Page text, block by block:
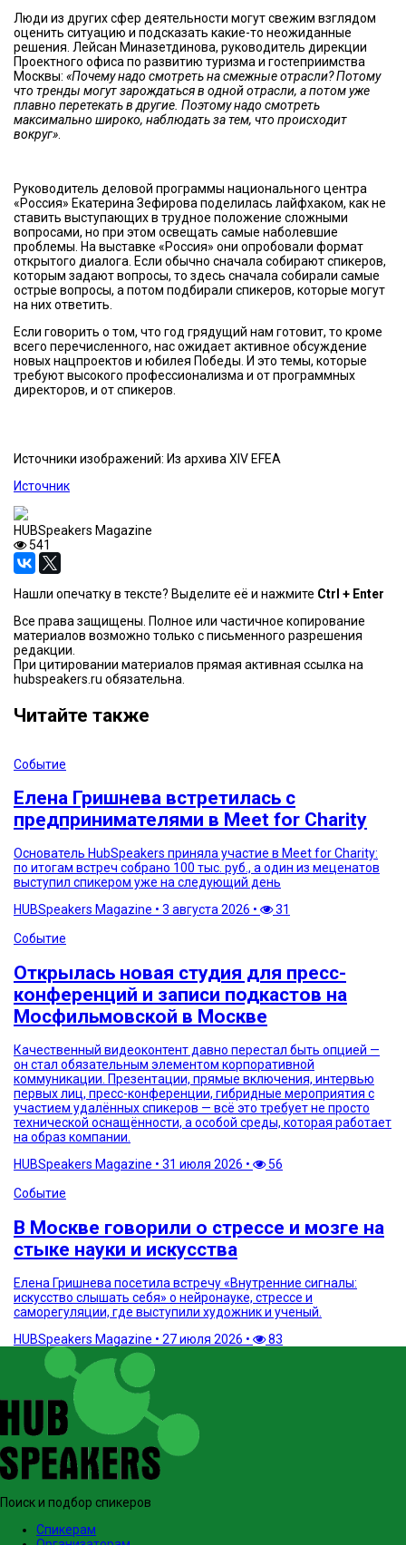
Люди из других сфер деятельности могут свежим взглядом
оценить ситуацию и подсказать какие-то неожиданные
решения. Лейсан Миназетдинова, руководитель дирекции
Проектного офиса по развитию туризма и гостеприимства
Москвы: «Почему надо смотреть на смежные отрасли? Потому
что тренды могут зарождаться в одной отрасли, а потом уже
плавно перетекать в другие. Поэтому надо смотреть
максимально широко, наблюдать за тем, что происходит
вокруг»
Руководитель деловой программы национального центра
«Россия» Екатерина Зефирова поделилась лайфхаком, как не
ставить выступающих в трудное положение сложными
вопросами, но при этом освещать самые наболевшие
проблемы. На выставке «Россия» они опробовали формат
открытого диалога. Если обычно сначала собирают спикеров,
которым задают вопросы, то здесь сначала собирали самые
острые вопросы, а потом подбирали спикеров, которые могут
на них ответить.
Если говорить о том, что год грядущий нам готовит, то кроме
всего перечисленного, нас ожидает активное обсуждение
новых нацпроектов и юбилея Победы. И это темы, которые
требуют высокого профессионализма и от программных
директоров, и от спикеров.
Источники изображений: Из архива XIV EFEA
Источник
HUBSpeakers Magazine
541
Нашли опечатку в тексте? Выделите её и нажмите Ctrl + Enter
Все права защищены. Полное или частичное копирование
материалов возможно только с письменного разрешения
редакции.
При цитировании материалов прямая активная ссылка на
hubspeakers.ru обязательна.
Читайте также
Событие
Елена Гришнева встретилась с
предпринимателями в Meet for Charity
Основатель HubSpeakers приняла участие в Meet for Charity:
по итогам встреч собрано 100 тыс. руб., а один из меценатов
выступил спикером уже на следующий день
HUBSpeakers Magazine • 3 августа 2026 •
31
Событие
Открылась новая студия для пресс-
конференций и записи подкастов на
Мосфильмовской в Москве
Качественный видеоконтент давно перестал быть опцией —
он стал обязательным элементом корпоративной
коммуникации. Презентации, прямые включения, интервью
первых лиц, пресс-конференции, гибридные мероприятия с
участием удалённых спикеров — всё это требует не просто
технической оснащённости, а особой среды, которая работает
на образ компании.
HUBSpeakers Magazine • 31 июля 2026 •
56
Событие
В Москве говорили о стрессе и мозге на
стыке науки и искусства
Елена Гришнева посетила встречу «Внутренние сигналы:
искусство слышать себя» о нейронауке, стрессе и
саморегуляции, где выступили художник и ученый.
HUBSpeakers Magazine • 27 июля 2026 • 83
Поиск и подбор спикеров
Спикерам